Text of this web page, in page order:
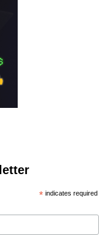
*indicates required